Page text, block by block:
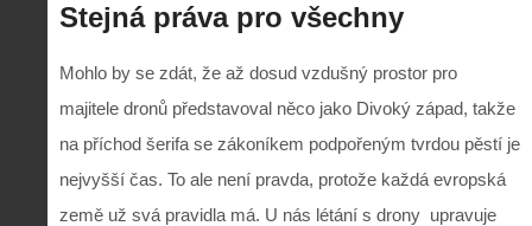
Stejná práva pro všechny
Mohlo by se zdát, že až dosud vzdušný prostor pro
majitele dronů představoval něco jako Divoký západ, takže
na příchod šerifa se zákoníkem podpořeným tvrdou pěstí je
nejvyšší čas. To ale není pravda, protože každá evropská
země už svá pravidla má. U nás létání s drony upravuje